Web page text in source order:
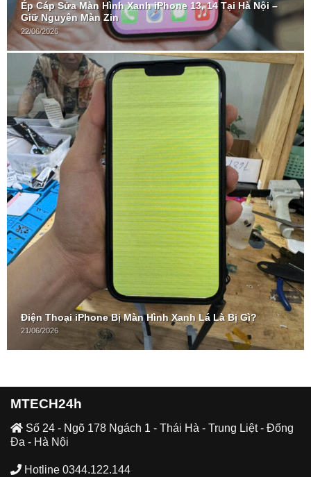
Ép Cáp Sửa Màn Hình Xanh iPhone 13, 14 Tại Hà Nội –
Giữ Nguyên Màn Zin
22/06/2026
Điện Thoại iPhone Bị Màn Hình Xanh Lá Là Bị Gì?
21/06/2026
MTECH24h
Số 24 - Ngõ 178 Ngách 1 - Thái Hà - Trung Liệt - Đống
Đa - Hà Nội
Hotline 0344.122.144